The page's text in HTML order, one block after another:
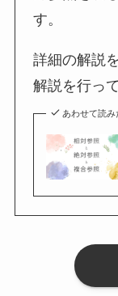
す。
詳細の解説
解説を行っ
あわせて読み